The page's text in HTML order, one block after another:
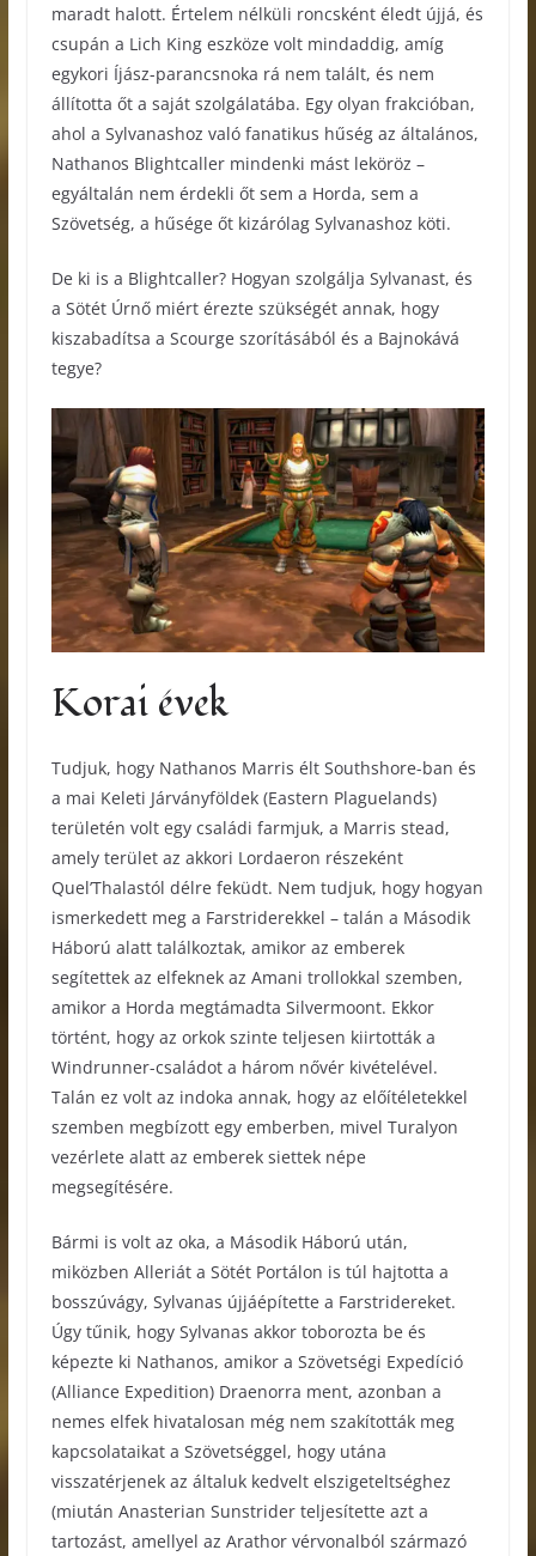
maradt halott. Értelem nélküli roncsként éledt újjá, és
csupán a Lich King eszköze volt mindaddig, amíg
egykori Íjász-parancsnoka rá nem talált, és nem
állította őt a saját szolgálatába. Egy olyan frakcióban,
ahol a Sylvanashoz való fanatikus hűség az általános,
Nathanos Blightcaller mindenki mást leköröz –
egyáltalán nem érdekli őt sem a Horda, sem a
Szövetség, a hűsége őt kizárólag Sylvanashoz köti.
De ki is a Blightcaller? Hogyan szolgálja Sylvanast, és
a Sötét Úrnő miért érezte szükségét annak, hogy
kiszabadítsa a Scourge szorításából és a Bajnokává
tegye?
Korai évek
Tudjuk, hogy Nathanos Marris élt Southshore-ban és
a mai Keleti Járványföldek (Eastern Plaguelands)
területén volt egy családi farmjuk, a Marris stead,
amely terület az akkori Lordaeron részeként
Quel’Thalastól délre feküdt. Nem tudjuk, hogy hogyan
ismerkedett meg a Farstriderekkel – talán a Második
Háború alatt találkoztak, amikor az emberek
segítettek az elfeknek az Amani trollokkal szemben,
amikor a Horda megtámadta Silvermoont. Ekkor
történt, hogy az orkok szinte teljesen kiirtották a
Windrunner-családot a három nővér kivételével.
Talán ez volt az indoka annak, hogy az előítéletekkel
szemben megbízott egy emberben, mivel Turalyon
vezérlete alatt az emberek siettek népe
megsegítésére.
Bármi is volt az oka, a Második Háború után,
miközben Alleriát a Sötét Portálon is túl hajtotta a
bosszúvágy, Sylvanas újjáépítette a Farstridereket.
Úgy tűnik, hogy Sylvanas akkor toborozta be és
képezte ki Nathanos, amikor a Szövetségi Expedíció
(Alliance Expedition) Draenorra ment, azonban a
nemes elfek hivatalosan még nem szakították meg
kapcsolataikat a Szövetséggel, hogy utána
visszatérjenek az általuk kedvelt elszigeteltséghez
(miután Anasterian Sunstrider teljesítette azt a
tartozást, amellyel az Arathor vérvonalból származó